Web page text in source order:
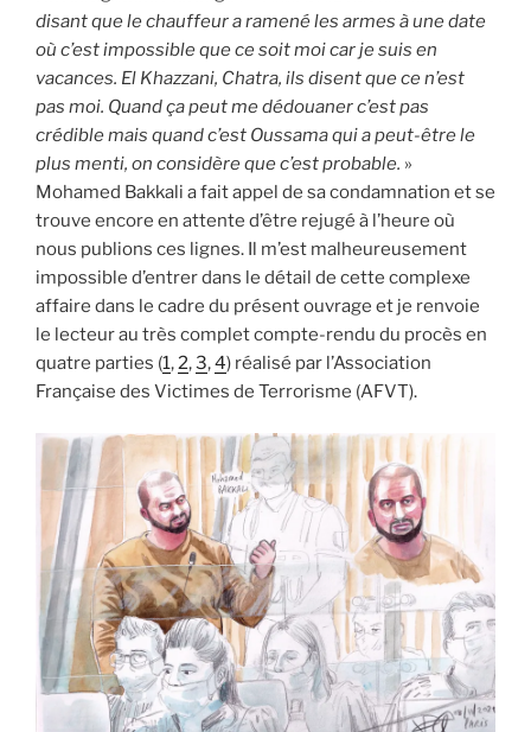
disant que le chauffeur a ramené les armes à une date
où c’est impossible que ce soit moi car je suis en
vacances. El Khazzani, Chatra, ils disent que ce n’est
pas moi. Quand ça peut me dédouaner c’est pas
crédible mais quand c’est Oussama qui a peut-être le
plus menti, on considère que c’est probable. »
Mohamed Bakkali a fait appel de sa condamnation et se
trouve encore en attente d’être rejugé à l’heure où
nous publions ces lignes. Il m’est malheureusement
impossible d’entrer dans le détail de cette complexe
affaire dans le cadre du présent ouvrage et je renvoie
le lecteur au très complet compte-rendu du procès en
quatre parties (1,2,3,4) réalisé par l’Association
Française des Victimes de Terrorisme (AFVT).